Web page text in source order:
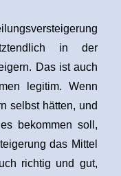
in der
Das ist auch
legitim. Wenn
selbst hätten, und
bekommen soll,
das Mittel
richtig und gut,